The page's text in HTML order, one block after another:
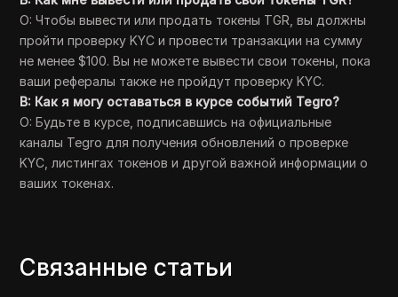
О: Чтобы вывести или продать токены TGR, вы должны
пройти проверку KYC и провести транзакции на сумму
не менее $100. Вы не можете вывести свои токены, пока
ваши рефералы также не пройдут проверку KYC.
В: Как я могу оставаться в курсе событий Tegro?
О: Будьте в курсе, подписавшись на официальные
каналы Tegro для получения обновлений о проверке
KYC, листингах токенов и другой важной информации о
ваших токенах.
Связанные статьи